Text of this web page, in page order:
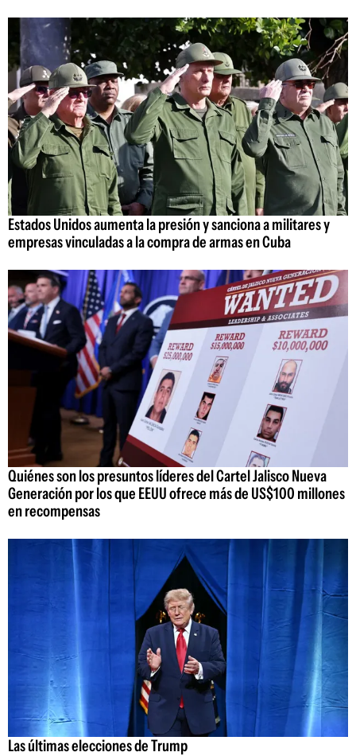
Estados Unidos aumenta la presión y sanciona a militares y
empresas vinculadas a la compra de armas en Cuba
Quiénes son los presuntos líderes del Cartel Jalisco Nueva
Generación por los que EEUU ofrece más de US$100 millones
en recompensas
Las últimas elecciones de Trump